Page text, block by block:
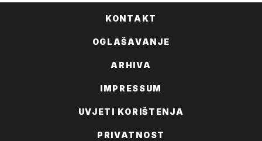
KONTAKT
OGLAŠAVANJE
ARHIVA
IMPRESSUM
UVJETI KORIŠTENJA
PRIVATNOST